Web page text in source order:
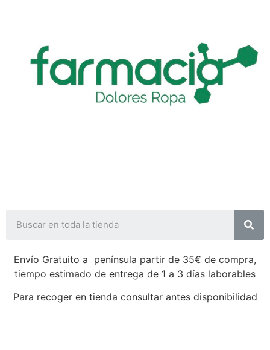
Envío Gratuito a península partir de 35€ de compra,
tiempo estimado de entrega de 1 a 3 días laborables
Para recoger en tienda consultar antes disponibilidad